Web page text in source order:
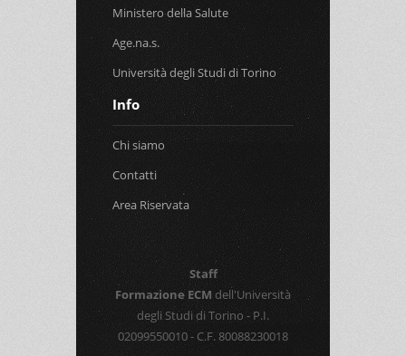
Ministero della Salute
Age.na.s.
Università degli Studi di Torino
Info
Chi siamo
Contatti
Area Riservata
Staff
Formazione ECM dell'Università
degli Studi di Torino - P.I.
02099550010 - C.F. 80088230018